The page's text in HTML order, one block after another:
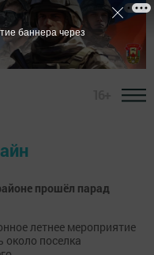
прошёл парад
летнее мероприятие
около поселка
баннера через